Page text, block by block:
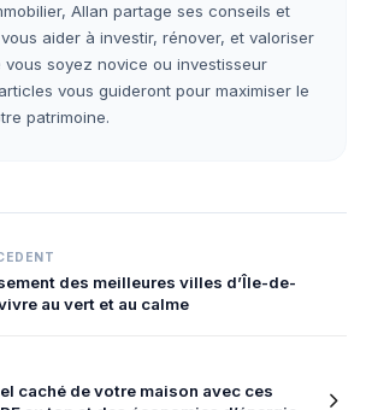
Allan partage ses conseils et
aider à investir, rénover, et valoriser
vous soyez novice ou investisseur
vous guideront pour maximiser le
patrimoine.
des meilleures villes d’Île-de-
au vert et au calme
caché de votre maison avec ces